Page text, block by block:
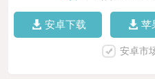
安卓下载 苹
安卓市